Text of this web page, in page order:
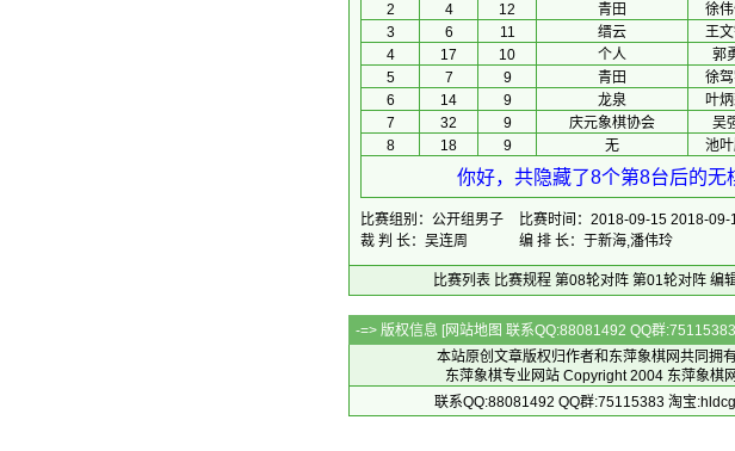
2
4 12 青田 徐
3
6 11 缙云 王
4
17 10 个人 郭
5
7 9 青田 徐
6
14 9 龙泉 叶
7
32 9 庆元象棋协会 吴
8
18 9 无 池
你好，共隐藏了8个第8台后的
比赛组别：公开组男子 比赛时间：2018-09-15 2018-09-
裁 判 长：吴连周
编 排 长：于新海,潘伟玲
比赛列表 比赛规程 第08轮对阵 第01轮对阵 编
-=> 版权信息 [网站地图 联系QQ:88081492 QQ群
本站原创文章版权归作者和 东萍象棋网共同拥
东萍象棋专业网站 Copyright 2004 东萍象棋网
联系QQ:88081492 QQ群:75115383 淘宝